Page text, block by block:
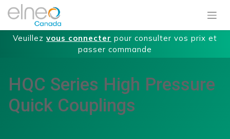
Veuillez vous connecter pour consulter vos prix et
passer commande
HQC Series High Pressure
Quick Couplings